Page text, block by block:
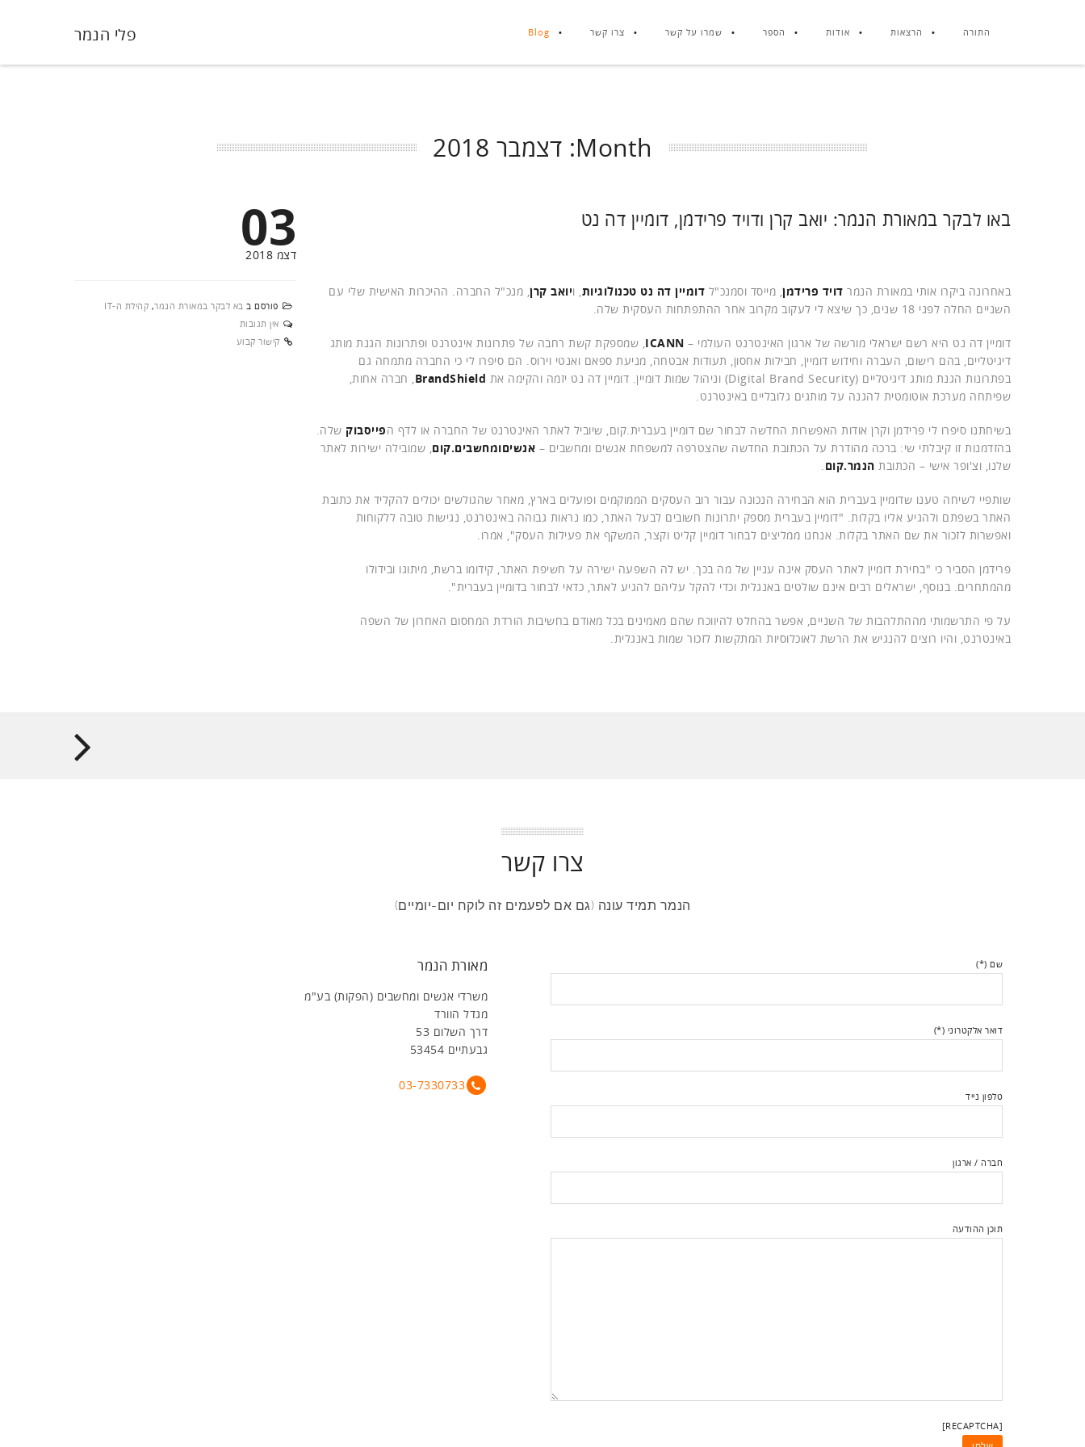
פלי הנמר התורה הרצאות אודות הספר שמרו על קשר צרו קשר Blog
Month: דצמבר 2018
03
דצמ 2018
פורסם ב בא לבקר במאורת הנמר, קהילת ה-IT
אין תגובות
קישור קבוע
באו לבקר במאורת הנמר: יואב קרן ודויד פרידמן, דומיין דה נט
באחרונה ביקרו אותי במאורת הנמר דויד פרידמן, מייסד וסמנכ"ל דומיין דה נט טכנולוגיות, ויואב קרן, מנכ"ל החברה. ההיכרות האישית שלי עם
השניים החלה לפני 18 שנים, כך שיצא לי לעקוב מקרוב אחר ההתפתחות העסקית שלה.
דומיין דה נט היא רשם ישראלי מורשה של ארגון האינטרנט העולמי – ICANN, שמספקת קשת רחבה של פתרונות אינטרנט ופתרונות הגנת מותג
דיגיטליים, בהם רישום, העברה וחידוש דומיין, חבילות אחסון, תעודות אבטחה, מניעת ספאם ואנטי וירוס. הם סיפרו לי כי החברה מתמחה גם
בפתרונות הגנת מותג דיגיטליים (Digital Brand Security) וניהול שמות דומיין. דומיין דה נט יזמה והקימה את
BrandShield, חברה אחות,
שפיתחה מערכת אוטומטית להגנה על מותגים גלובליים באינטרנט.
בשיחתנו סיפרו לי פרידמן וקרן אודות האפשרות החדשה לבחור שם דומיין בעברית.קום, שיוביל לאתר האינטרנט של החברה או לדף הפייסבוק שלה.
בהזדמנות זו קיבלתי שי: ברכה מהודרת על הכתובת החדשה שהצטרפה למשפחת אנשים ומחשבים – אנשיםומחשבים.קום, שמובילה ישירות לאתר
שלנו, וצ'ופר אישי – הכתובת הנמר.קום.
שותפיי לשיחה טענו שדומיין בעברית הוא הבחירה הנכונה עבור רוב העסקים הממוקמים ופועלים בארץ, מאחר שהגולשים יכולים להקליד את כתובת
האתר בשפתם ולהגיע אליו בקלות. "דומיין בעברית מספק יתרונות חשובים לבעל האתר, כמו נראות גבוהה באינטרנט, נגישות טובה ללקוחות
ואפשרות לזכור את שם האתר בקלות. אנחנו ממליצים לבחור דומיין קליט וקצר, המשקף את פעילות העסק", אמרו.
פרידמן הסביר כי "בחירת דומיין לאתר העסק אינה עניין של מה בכך. יש לה השפעה ישירה על חשיפת האתר, קידומו ברשת, מיתוגו ובידולו
מהמתחרים. בנוסף, ישראלים רבים אינם שולטים באנגלית וכדי להקל עליהם להגיע לאתר, כדאי לבחור בדומיין בעברית".
על פי התרשמותי מההתלהבות של השניים, אפשר בהחלט להיווכח שהם מאמינים בכל מאודם בחשיבות הורדת המחסום האחרון של השפה
באינטרנט, והיו רוצים להנגיש את הרשת לאוכלוסיות המתקשות לזכור שמות באנגלית.
צרו קשר
הנמר תמיד עונה (גם אם לפעמים זה לוקח יום-יומיים)
מאורת הנמר
משרדי אנשים ומחשבים (הפקות) בע"מ
מגדל הוורד
דרך השלום 53
גבעתיים 53454
03-7330733
שם (*)
דואר אלקטרוני (*)
טלפון נייד
חברה / ארגון
תוכן ההודעה
[RECAPTCHA]